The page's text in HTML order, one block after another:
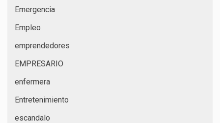
Emergencia
Empleo
emprendedores
EMPRESARIO
enfermera
Entretenimiento
escandalo